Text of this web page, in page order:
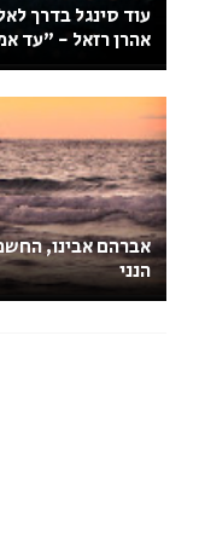
עוד סינגל בדרך
אהרן רזאל - "עד
אברהם אבינו,
הנני